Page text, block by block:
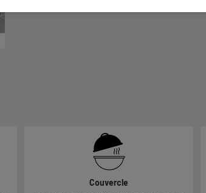
Couvercle